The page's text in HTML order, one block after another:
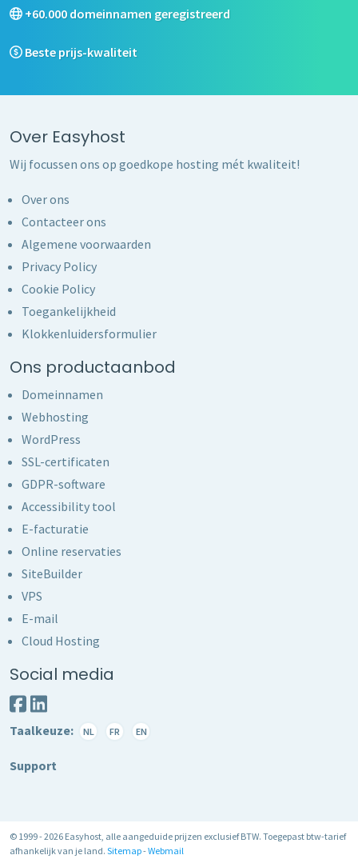
+60.000 domeinnamen geregistreerd
Beste prijs-kwaliteit
Over Easyhost
Wij focussen ons op goedkope hosting mét kwaliteit!
Over ons
Contacteer ons
Algemene voorwaarden
Privacy Policy
Cookie Policy
Toegankelijkheid
Klokkenluidersformulier
Ons productaanbod
Domeinnamen
Webhosting
WordPress
SSL-certificaten
GDPR-software
Accessibility tool
E-facturatie
Online reservaties
SiteBuilder
VPS
E-mail
Cloud Hosting
Social media
Taalkeuze: NL FR EN
Support
© 1999 - 2026 Easyhost, alle aangeduide prijzen exclusief BTW. Toegepast btw-tarief
afhankelijk van je land. Sitemap-Webmail